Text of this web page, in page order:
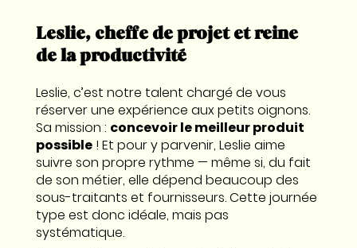
Leslie, cheffe de projet et reine
de la productivité
Leslie, c’est notre talent chargé de vous
réserver une expérience aux petits oignons.
Sa mission : concevoir le meilleur produit
possible! Et pour y parvenir, Leslie aime
suivre son propre rythme — même si, du fait
de son métier, elle dépend beaucoup des
sous-traitants et fournisseurs. Cette journée
type est donc idéale, mais pas
systématique.